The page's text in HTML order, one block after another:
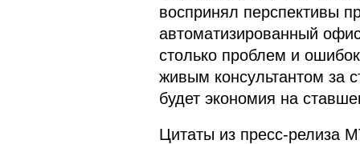
воспринял перспективы
автоматизированный
столько проблем и
живым консультантом за
будет экономия на
Цитаты из пресс-релиза